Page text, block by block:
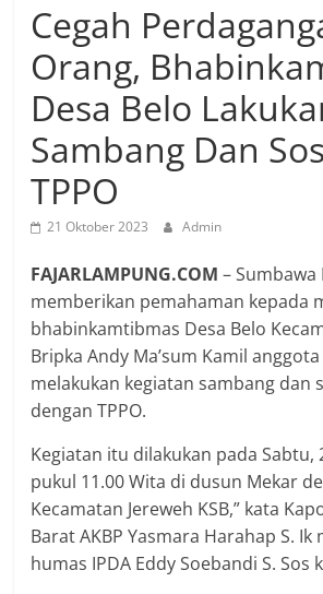
Cegah
Orang,
Desa Belo
Sambang Dan
TPPO
21 Oktober 2023 Admin
FAJARLAMPUNG.COM–
memberikan pemahaman kepada
bhabinkamtibmas Desa Belo
Bripka Andy Ma’sum Kamil
melakukan kegiatan sambang dan
dengan TPPO.
Kegiatan itu dilakukan pada Sabtu,
pukul 11.00 Wita di dusun Mekar
Kecamatan Jereweh KSB,” kata
Barat AKBP Yasmara Harahap S. Ik
humas IPDA Eddy Soebandi S. Sos